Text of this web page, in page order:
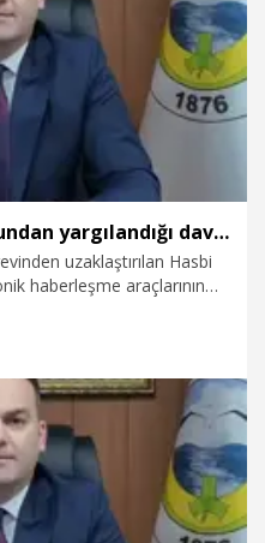
Hasbi Dede’nin taciz suçundan yargılandığı davada tanıklar dinlendi
uzaklaştırılan Hasbi
haberleşme araçlarının